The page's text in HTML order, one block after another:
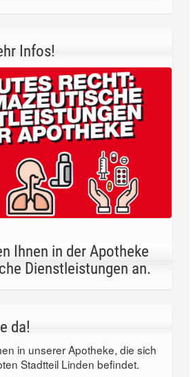
Infos!
Ihnen in der Apotheke
Dienstleistungen an.
da!
in unserer Apotheke, die sich
Stadtteil Linden befindet.